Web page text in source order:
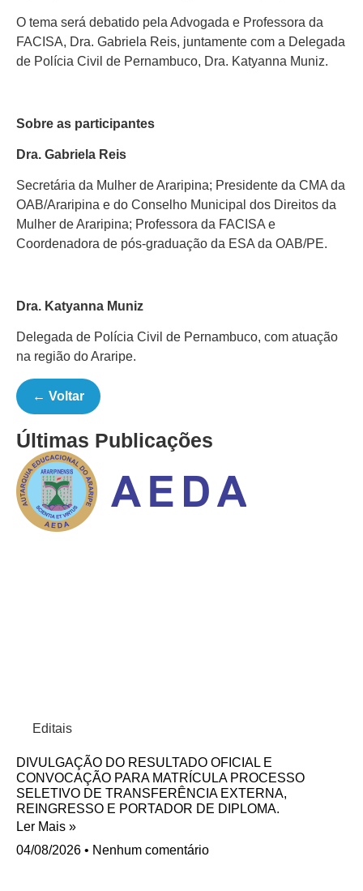
O tema será debatido pela Advogada e Professora da
FACISA, Dra. Gabriela Reis, juntamente com a Delegada
de Polícia Civil de Pernambuco, Dra. Katyanna Muniz.
Sobre as participantes
Dra. Gabriela Reis
Secretária da Mulher de Araripina; Presidente da CMA da
OAB/Araripina e do Conselho Municipal dos Direitos da
Mulher de Araripina; Professora da FACISA e
Coordenadora de pós-graduação da ESA da OAB/PE.
Dra. Katyanna Muniz
Delegada de Polícia Civil de Pernambuco, com atuação
na região do Araripe.
← Voltar
Últimas Publicações
Editais
DIVULGAÇÃO DO RESULTADO OFICIAL E
CONVOCAÇÃO PARA MATRÍCULA PROCESSO
SELETIVO DE TRANSFERÊNCIA EXTERNA,
REINGRESSO E PORTADOR DE DIPLOMA.
Ler Mais »
04/08/2026
Nenhum comentário